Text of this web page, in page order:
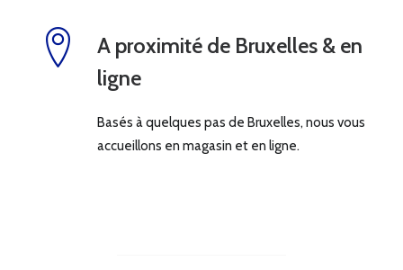
A proximité de Bruxelles & en
ligne
Basés à quelques pas de Bruxelles, nous vous
accueillons en magasin et en ligne.